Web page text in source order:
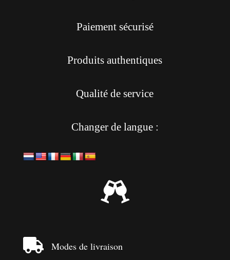
Paiement sécurisé
Produits authentiques
Qualité de service
Changer de langue :

 Modes de livraison